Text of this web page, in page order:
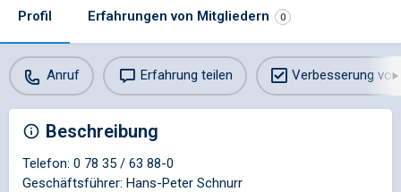
Profil Erfahrungen von Mitgliedern 0
Anruf Erfahrung teilen Verbesserung
Beschreibung
Telefon: 0 78 35 / 63 88-0
Geschäftsführer: Hans-Peter Schnurr